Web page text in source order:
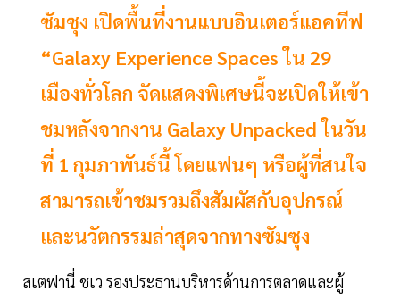
ซัมซุง เปิดพื้นที่งานแบบอินเตอร์แอคทีฟ
“Galaxy Experience Spaces ใน 29
เมืองทั่วโลก จัดแสดงพิเศษนี้จะเปิดให้เข้า
ชมหลังจากงาน Galaxy Unpacked ในวัน
ที่ 1 กุมภาพันธ์นี้ โดยแฟนๆ หรือผู้ที่สนใจ
สามารถเข้าชมรวมถึงสัมผัสกับอุปกรณ์
และนวัตกรรมล่าสุดจากทางซัมซุง
สเตฟานี่ ชเว รองประธานบริหารด้านการตลาดและผู้